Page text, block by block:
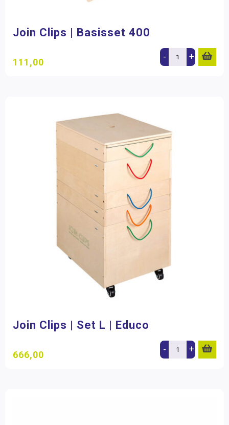
Join Clips | Basisset 400
111,00 - +
Join Clips | Set L | Educo
666,00 - +